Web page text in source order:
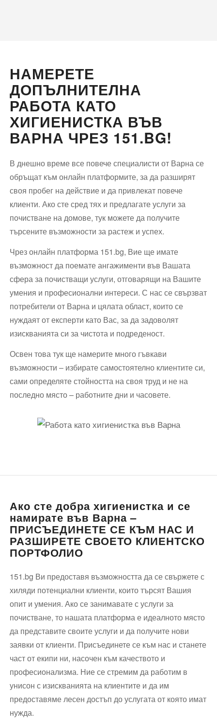
НАМЕРЕТЕ
ДОПЪЛНИТЕЛНА
РАБОТА КАТО
ХИГИЕНИСТКА ВЪВ
ВАРНА ЧРЕЗ 151.BG!
В днешно време все повече специалисти от Варна се
обръщат към онлайн платформите, за да разширят
своя пробег на действие и да привлекат повече
клиенти. Ако сте сред тях и предлагате услуги за
почистване на домове, тук можете да получите
търсените възможности за растеж и успех.
Чрез онлайн платформа 151.bg, Вие ще имате
възможност да поемате ангажименти във Вашата
сфера за почистващи услуги, отговарящи на Вашите
умения и професионални интереси. С нас се свързват
потребители от Варна и цялата област, които се
нуждаят от експерти като Вас, за да задоволят
изискванията си за чистота и подреденост.
Освен това тук ще намерите много гъвкави
възможности – избирате самостоятелно клиентите си,
сами определяте стойността на своя труд и не на
последно място – работните дни и часовете.
Ако сте добра хигиенистка и се
намирате във Варна –
ПРИСЪЕДИНЕТЕ СЕ КЪМ НАС И
РАЗШИРЕТЕ СВОЕТО КЛИЕНТСКО
ПОРТФОЛИО
151.bg Ви предоставя възможността да се свържете с
хиляди потенциални клиенти, които търсят Вашия
опит и умения. Ако се занимавате с услуги за
почистване, то нашата платформа е идеалното място
да представите своите услуги и да получите нови
заявки от клиенти. Присъединете се към нас и станете
част от екипи ни, насочен към качеството и
професионализма. Ние се стремим да работим в
унисон с изискванията на клиентите и да им
предоставяме лесен достъп до услугата от която имат
нужда.